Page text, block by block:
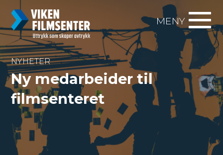
MENY
NYHETER
Ny medarbeider til
filmsenteret